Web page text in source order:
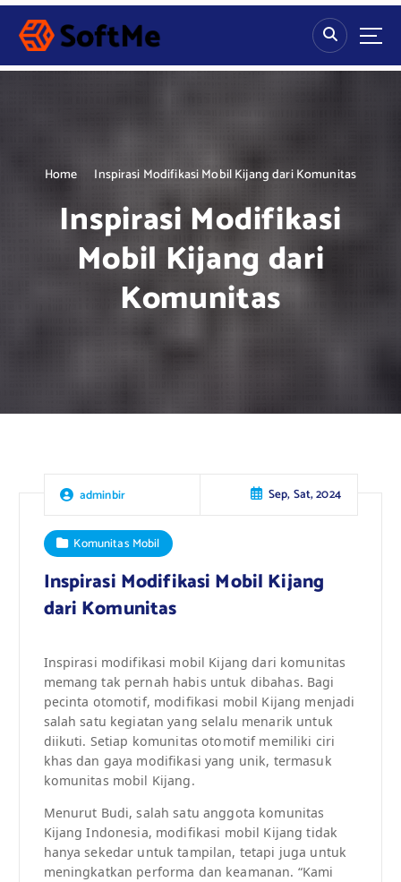
S
p
Home Inspirasi Modifikasi Mobil Kijang dari Komunitas
Inspirasi Modifikasi
Mobil Kijang dari
Komunitas
adminbir Sep, Sat, 2024
Komunitas Mobil
Inspirasi Modifikasi Mobil Kijang
dari Komunitas
Inspirasi modifikasi mobil Kijang dari komunitas
memang tak pernah habis untuk dibahas. Bagi
pecinta otomotif, modifikasi mobil Kijang menjadi
salah satu kegiatan yang selalu menarik untuk
diikuti. Setiap komunitas otomotif memiliki ciri
khas dan gaya modifikasi yang unik, termasuk
komunitas mobil Kijang.
Menurut Budi, salah satu anggota komunitas
Kijang Indonesia, modifikasi mobil Kijang tidak
hanya sekedar untuk tampilan, tetapi juga untuk
meningkatkan performa dan keamanan. “Kami